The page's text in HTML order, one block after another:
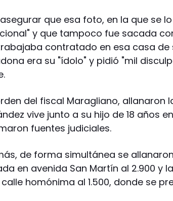
que esa foto, en la que se
y que tampoco fue sacada
contratado en esa casa
era su "ídolo" y pidió "mil
del fiscal Maragliano, allanaron
vive junto a su hijo de 18 años
fuentes judiciales.
de forma simultánea se
en avenida San Martín al 2.900 y
homónima al 1.500, donde se